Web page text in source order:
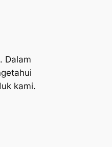
Dalam
kami.